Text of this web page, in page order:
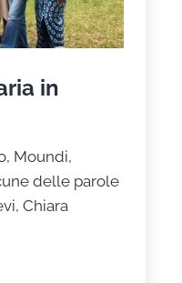
in
Moundi,
delle parole
Chiara